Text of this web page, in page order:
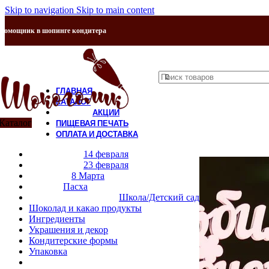
Skip to navigation Skip to main content
в шопинге кондитера
14 февраля
23 февраля
8 Марта
Пасха
Школа/Детский сад
Шоколад и какао продукты
Ингредиенты
Украшения и декор
Кондитерские формы
Упаковка
ГЛАВНАЯ
КАТАЛОГ
АКЦИИ
ПИЩЕВАЯ ПЕЧАТЬ
ОПЛАТА И ДОСТАВКА